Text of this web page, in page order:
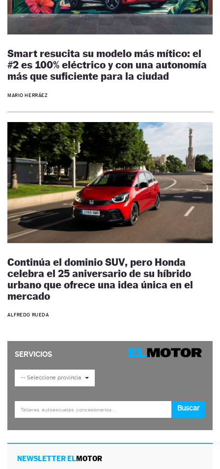
Smart resucita su modelo más mítico: el
#2 es 100% eléctrico y con una autonomía
más que suficiente para la ciudad
MARIO HERRÁEZ
Continúa el dominio SUV, pero Honda
celebra el 25 aniversario de su híbrido
urbano que ofrece una idea única en el
mercado
ALFREDO RUEDA
NEWSLETTER ELMOTOR